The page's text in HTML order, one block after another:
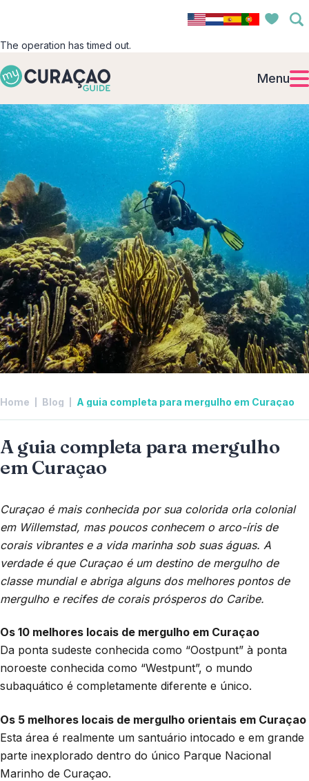
The operation has timed out.
Menu
Home Blog A guia completa para mergulho em Curaçao
A guia completa para mergulho
em Curaçao
Curaçao é mais conhecida por sua colorida orla colonial
em Willemstad, mas poucos conhecem o arco-íris de
corais vibrantes e a vida marinha sob suas águas. A
verdade é que Curaçao é um destino de mergulho de
classe mundial e abriga alguns dos melhores pontos de
mergulho e recifes de corais prósperos do Caribe.
Os 10 melhores locais de mergulho em Curaçao
Da ponta sudeste conhecida como “Oostpunt” à ponta
noroeste conhecida como “Westpunt”, o mundo
subaquático é completamente diferente e único.
Os 5 melhores locais de mergulho orientais em Curaçao
Esta área é realmente um santuário intocado e em grande
parte inexplorado dentro do único Parque Nacional
Marinho de Curaçao.